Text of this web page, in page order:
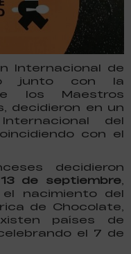
Internacional de
junto con la
los Maestros
decidieron en un
del
con el
decidieron
13 de septiembre,
nacimiento del
de Chocolate,
países de
el 7 de